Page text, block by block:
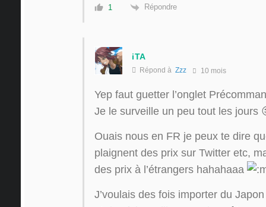
1 Répondre
iTA
Répond à Zzz 10 mois
Yep faut guetter l’onglet
Je le surveille un peu tout les jours
Ouais nous en FR je peux te dire
plaignent des prix sur Twitter etc,
des prix à l’étrangers hahahaaa
J’voulais des fois importer du